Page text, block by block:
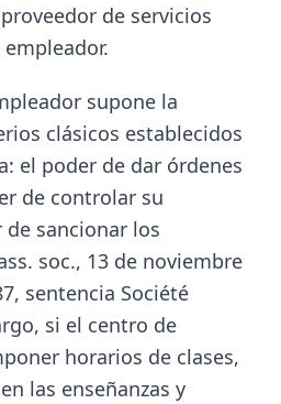
de servicios
supone la
clásicos establecidos
el poder de dar órdenes
de controlar su
sancionar los
soc., 13 de noviembre
sentencia Société
si el centro de
horarios de clases,
las enseñanzas y